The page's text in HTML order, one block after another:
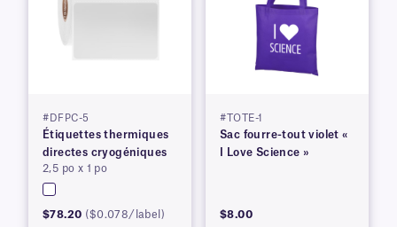
#DFPC-5
Étiquettes thermiques
directes cryogéniques
2,5 po x 1 po
$78.20 ($0.078/label)
#TOTE-1
Sac fourre-tout violet «
I Love Science »
$8.00